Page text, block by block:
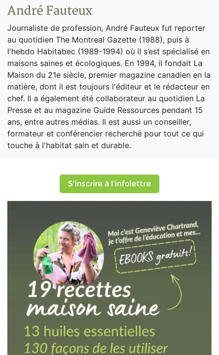
André Fauteux
Journaliste de profession, André Fauteux fut reporter
au quotidien The Montreal Gazette (1988), puis à
l'hebdo Habitabec (1989-1994) où il s’est spécialisé en
maisons saines et écologiques. En 1994, il fondait La
Maison du 21e siècle, premier magazine canadien en la
matière, dont il est toujours l'éditeur et le rédacteur en
chef. Il a également été collaborateur au quotidien La
Presse et au magazine Guide Ressources pendant 15
ans, entre autres médias. Il est aussi un conseiller,
formateur et conférencier recherché pour tout ce qui
touche à l'habitat sain et durable.
S'inscrire à l'infolettre